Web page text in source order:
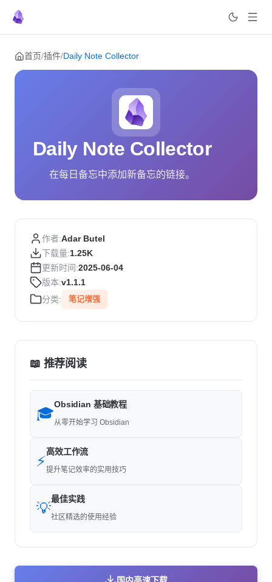
Skip to content
首页/插件/Daily Note Collector
Daily Note Collector
在每日备忘中添加新备忘的链接。
作者:Adar Butel
下载量:1.25K
更新时间:2025-06-04
版本:v1.1.1
分类:
笔记增强
📖 推荐阅读
🎓
Obsidian 基础教程
从零开始学习 Obsidian
⚡
高效工作流
提升笔记效率的实用技巧
💡
最佳实践
社区精选的使用经验